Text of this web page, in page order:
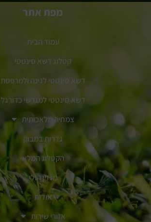
מפת אתר
עמוד הבית
קטלוג דשא סינטטי
דשא סינטטי לגינה ולמרפסת
דשא סינטטי למגרשי כדורגל
צמחיה מלאכותית
גדרות במבוק
הקטלוג המלא
מגזין הולי
אודות
אזורי שירות